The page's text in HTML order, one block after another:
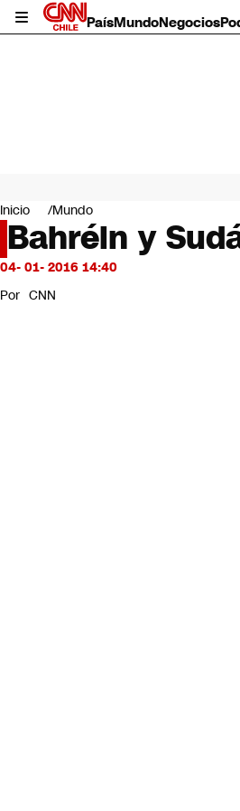
PaísMundoNegocios
Mundo
Negocios
Deportes
Programas completos
Servicios
Inicio Mundo
Bahréin y
04- 01- 2016 14:40
Por CNN